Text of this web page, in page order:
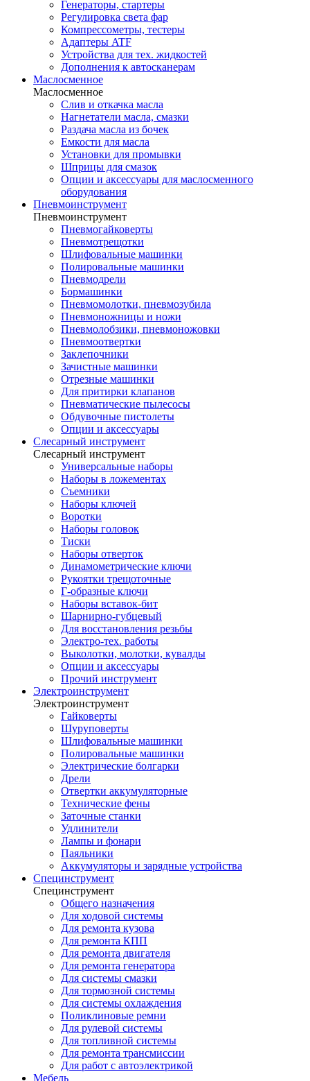
Генераторы, стартеры
Регулировка света фар
Компрессометры, тестеры
Адаптеры ATF
Устройства для тех. жидкостей
Дополнения к автосканерам
Маслосменное
Маслосменное
Слив и откачка масла
Нагнетатели масла, смазки
Раздача масла из бочек
Емкости для масла
Установки для промывки
Шприцы для смазок
Опции и аксессуары для маслосменного
оборудования
Пневмоинструмент
Пневмоинструмент
Пневмогайковерты
Пневмотрещотки
Шлифовальные машинки
Полировальные машинки
Пневмодрели
Бормашинки
Пневмомолотки, пневмозубила
Пневмоножницы и ножи
Пневмолобзики, пневмоножовки
Пневмоотвертки
Заклепочники
Зачистные машинки
Отрезные машинки
Для притирки клапанов
Пневматические пылесосы
Обдувочные пистолеты
Опции и аксессуары
Слесарный инструмент
Слесарный инструмент
Универсальные наборы
Наборы в ложементах
Съемники
Наборы ключей
Воротки
Наборы головок
Тиски
Наборы отверток
Динамометрические ключи
Рукоятки трещоточные
Г-образные ключи
Наборы вставок-бит
Шарнирно-губцевый
Для восстановления резьбы
Электро-тех. работы
Выколотки, молотки, кувалды
Опции и аксессуары
Прочий инструмент
Электроинструмент
Электроинструмент
Гайковерты
Шуруповерты
Шлифовальные машинки
Полировальные машинки
Электрические болгарки
Дрели
Отвертки аккумуляторные
Технические фены
Заточные станки
Удлинители
Лампы и фонари
Паяльники
Аккумуляторы и зарядные устройства
Специнструмент
Специнструмент
Общего назначения
Для ходовой системы
Для ремонта кузова
Для ремонта КПП
Для ремонта двигателя
Для ремонта генератора
Для системы смазки
Для тормозной системы
Для системы охлаждения
Поликлиновые ремни
Для рулевой системы
Для топливной системы
Для ремонта трансмиссии
Для работ с автоэлектрикой
Мебель